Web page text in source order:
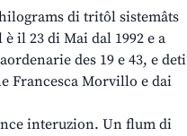
di tritôl sistemâts
il 23 di Mai dal 1992 e a
des 19 e 43, e deti
Francesca Morvillo e dai
interuzion. Un flum di